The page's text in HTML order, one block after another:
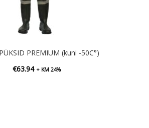
PREMIUM (kuni -50C°)
€63.94 + KM 24%